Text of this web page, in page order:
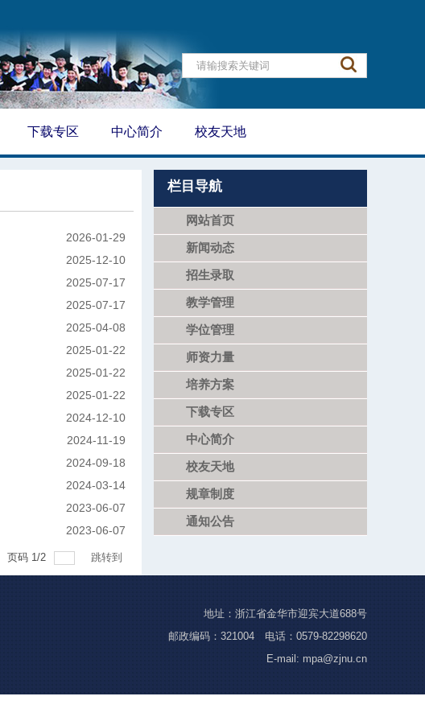
下载专区 中心简介 校友天地
2026-01-29
2025-12-10
2025-07-17
2025-07-17
2025-04-08
2025-01-22
2025-01-22
2025-01-22
2024-12-10
2024-11-19
2024-09-18
2024-03-14
2023-06-07
2023-06-07
页码 1/2 跳转到
栏目导航
网站首页
新闻动态
招生录取
教学管理
学位管理
师资力量
培养方案
下载专区
中心简介
校友天地
规章制度
通知公告
地址：浙江省金华市迎宾大道688号
邮政编码：321004 电话：0579-82298620
E-mail: mpa@zjnu.cn